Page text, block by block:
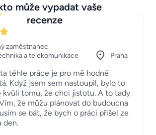
může vypadat vaše
recenze
zaměstnanec
a telekomunikace
Praha
téhle práce je pro mě hodně
Když jsem sem nastoupil, bylo to
kvůli tomu, že chci jistotu. A to tady
že můžu plánovat do budoucna
se bát, že bych o práci přišel ze
den.